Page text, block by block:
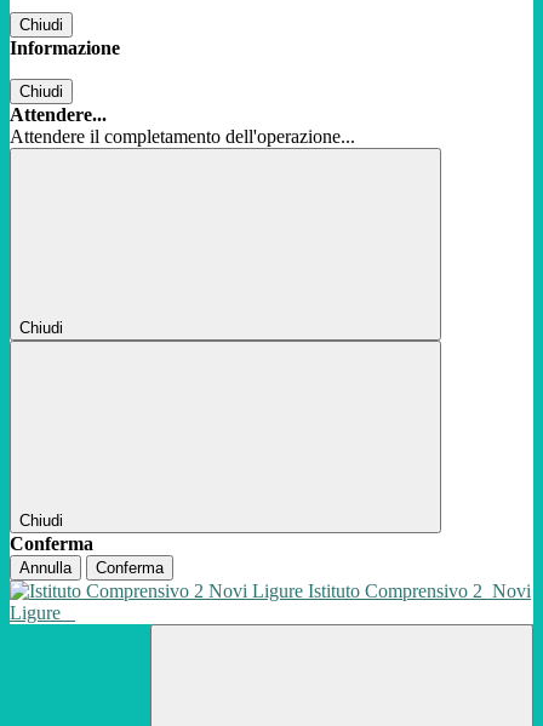
Chiudi
Informazione
Chiudi
Attendere...
Attendere il completamento dell'operazione...
Chiudi
Chiudi
Conferma
Annulla Conferma
Istituto Comprensivo 2 Novi
Ligure